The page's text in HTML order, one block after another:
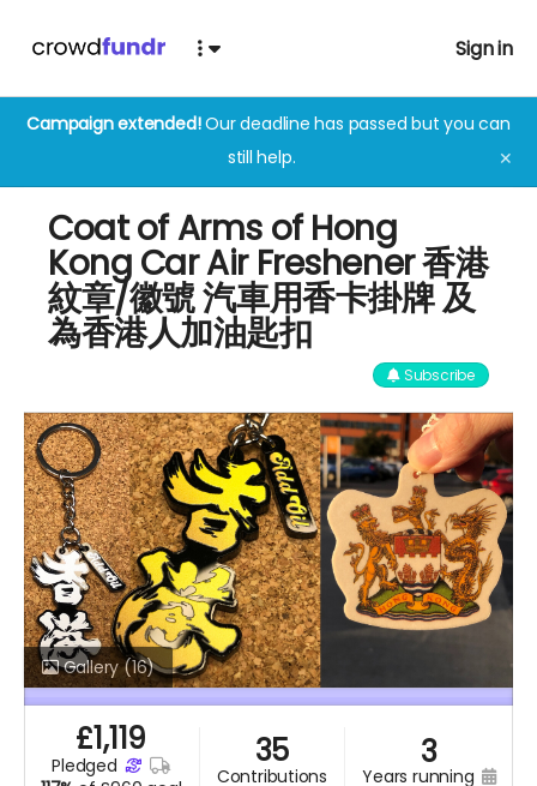
Sign in
Campaign extended!Our deadline has passed but you can
still help.
✕
Coat of Arms of Hong
Kong Car Air Freshener 香港
紋章/徽號 汽車用香卡掛牌 及
為香港人加油匙扣
Subscribe
Gallery(16)
£1,119
pledged
35
contributions
3
years running